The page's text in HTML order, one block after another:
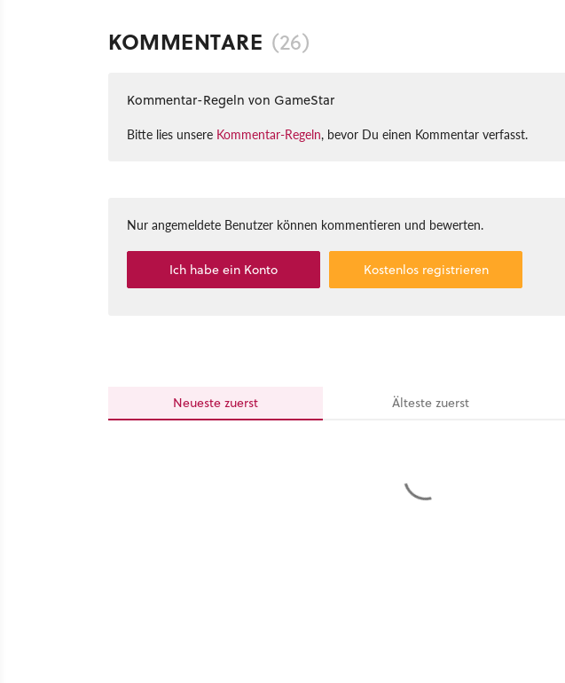
KOMMENTARE (26)
Kommentar-Regeln von GameStar
Bitte lies unsere Kommentar-Regeln, bevor Du einen Kommentar verfasst.
Nur angemeldete Benutzer können kommentieren und bewerten.
Ich habe ein Konto Kostenlos registrieren
Neueste zuerst Ältestezuerst